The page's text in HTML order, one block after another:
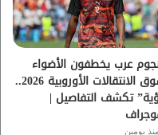
ب
ر
م
نجوم عرب يخطفون الأضواء
بسوق الانتقالات الأوروبية 2026..
تكشف التفاصيل |
منذ يومين